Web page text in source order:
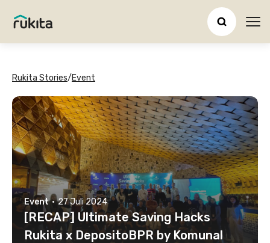
Rukita Stories/Event
Event · 27 Juli 2024
[RECAP] Ultimate Saving Hacks
Rukita x DepositoBPR by Komunal